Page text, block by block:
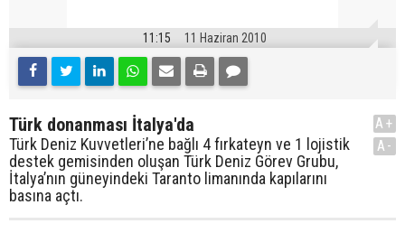
11:15 11 Haziran 2010
Türk donanması İtalya'da
Türk Deniz Kuvvetleri’ne bağlı 4 fırkateyn ve 1 lojistik
destek gemisinden oluşan Türk Deniz Görev Grubu,
İtalya’nın güneyindeki Taranto limanında kapılarını
basına açtı.
A+
A-